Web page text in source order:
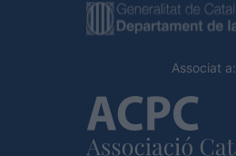
Associat a: